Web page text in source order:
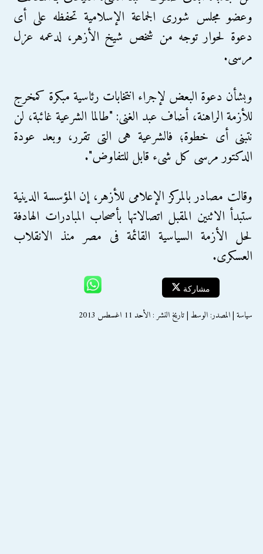
وعضو مجلس شورى الجماعة الإسلامية تحفظه على أى
دعوة لحوار توجه من شخص شيخ الأزهر، لدعمه عزل
مرسى.
وبشأن دعوة البعض لإجراء انتخابات رئاسية مبكرة كمخرج
للأزمة الراهنة، أضاف عبد الغنى: "طالما الشرعية غائبة، لن
نتبنى أى خطوة؛ فالشرعية هى التى تقرر، وبعد عودة
الدكتور مرسى كل شىء قابل للتفاوض".
وقالت مصادر بالمركز الإعلامى للأزهر، إن المؤسسة الدينية
ستبدأ الاثنين المقبل اتصالاتها بأصحاب المبادرات الهادفة
لحل الأزمة السياسية القائمة فى مصر منذ الانقلاب
العسكرى.
مشاركة
سياسة | المصدر: الوسط | تاريخ النشر : الأحد 11 اغسطس 2013